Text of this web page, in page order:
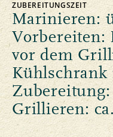
ZUBEREITUNGSZEIT
Marinieren:
Vorbereiten:
vor dem
Kühlschrank
Grillieren: